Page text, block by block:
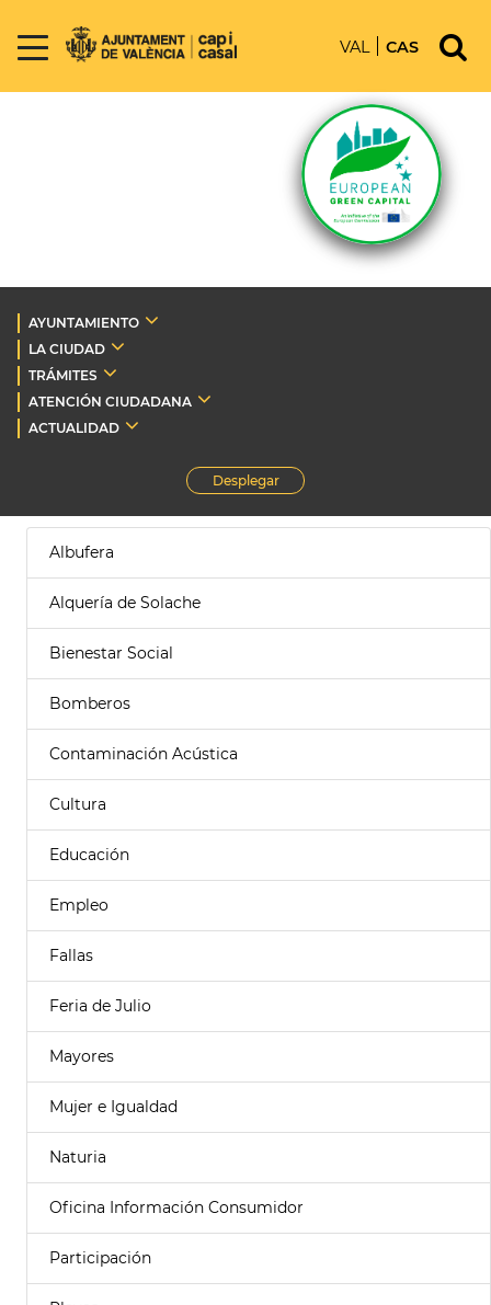
VAL CAS
AYUNTAMIENTO
LA CIUDAD
TRÁMITES
ATENCIÓN CIUDADANA
ACTUALIDAD
Desplegar
Albufera
Alquería de Solache
Bienestar Social
Bomberos
Contaminación Acústica
Cultura
Educación
Empleo
Fallas
Feria de Julio
Mayores
Mujer e Igualdad
Naturia
Oficina Información Consumidor
Participación